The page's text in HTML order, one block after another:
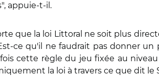
appuie-t-il.
que la loi Littoral ne soit plus
ce qu'il ne faudrait pas donner un
cette règle du jeu fixée au niveau
la loi à travers ce que dit le